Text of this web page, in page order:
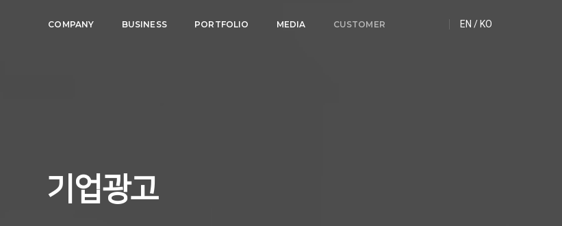
COMPANY BUSINESS PORTFOLIO MEDIA CUSTOMER EN / KO
기업광고